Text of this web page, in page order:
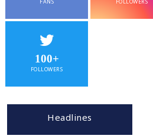
FANS FOLLOWERS
100+
FOLLOWERS
Headlines